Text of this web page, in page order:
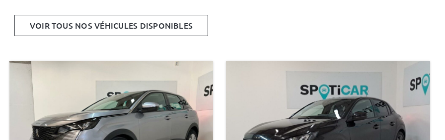
VOIR TOUS NOS VÉHICULES DISPONIBLES